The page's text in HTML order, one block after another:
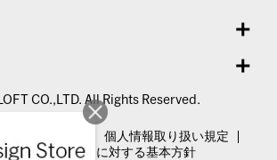
CO.,LTD. All Rights Reserved.
個人情報取り扱い規定
ーハラスメントに対する基本方針